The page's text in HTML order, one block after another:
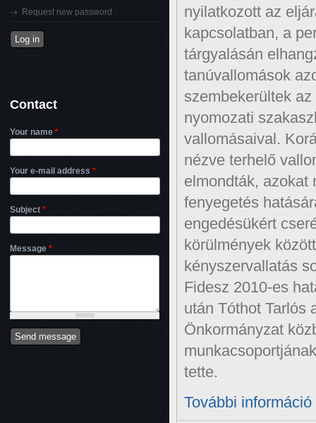
nyilatkozott az
kapcsolatban, a
tárgyalásán
tanúvallomások
szembekerültek
nyomozati
vallomásaival.
nézve terhelő
elmondták, azokat
fenyegetés
engedésükért
körülmények
kényszervallatás
Fidesz 2010-es
után Tóthot Tarlós
Önkormányzat
tette.
További információ
Request new password
Contact
Your name *
Your e-mail address *
Subject *
Message *